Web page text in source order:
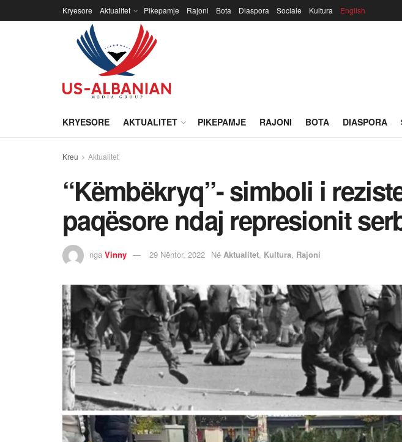
Kryesore Aktualitet Pikepamje Rajoni Bota Diaspora Sociale Kultura English
KRYESORE AKTUALITET PIKEPAMJE RAJONI BOTA DIASPORA
Kreu Aktualitet
“Këmbëkryq”- simboli i
paqësore ndaj represionit
nga Vinny 29 Nëntor, 2022 Në Aktualitet, Kultura, Rajoni